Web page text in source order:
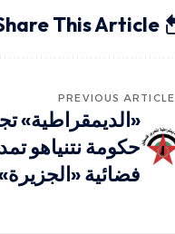
This Article
PREVIOUS ARTICLE
«الديمقراطية»
حكومة نتنياهو
فضائية